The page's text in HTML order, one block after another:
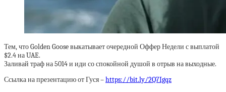
Тем, что Golden Goose выкатывает очередной Оффер Недели с выплатой
$2.4 на UAE.
Заливай траф на 5014 и иди со спокойной душой в отрыв на выходные.
Ссылка на презентацию от Гуся –https://bit.ly/2Q7Igqz